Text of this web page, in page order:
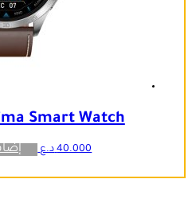
Smart Watch
40.000 د.ع